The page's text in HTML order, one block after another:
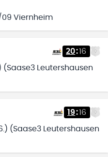
09 Viernheim
20:16
(Saase3 Leutershausen
19:16
(Saase3 Leutershausen